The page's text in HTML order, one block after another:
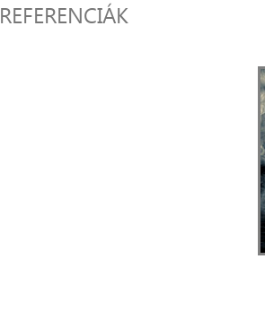
REFERENCIÁK